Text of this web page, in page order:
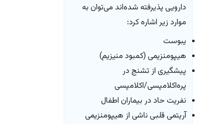
دارویی پذیرفته شده‌اند می‌توان به
موارد زیر اشاره کرد:
یبوست
هیپومنزیمی (کمبود منیزیم)
پیشگیری از تشنج در
پره‌اکلامپسی/اکلامپسی
نفریت حاد در بیماران اطفال
آریتمی قلبی ناشی از هیپومنزیمی